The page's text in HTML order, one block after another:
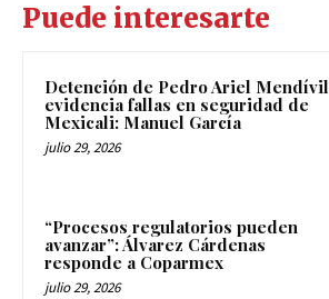
Puede interesarte
Detención de Pedro Ariel Mendívil
evidencia fallas en seguridad de
Mexicali: Manuel García
julio 29, 2026
“Procesos regulatorios pueden
avanzar”: Álvarez Cárdenas
responde a Coparmex
julio 29, 2026